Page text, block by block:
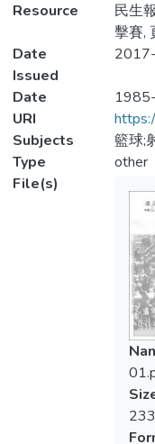
Resource
民生
擊賽,
Date
Issued
Date
URI
Subjects
籃球;
Type
other
File(s)